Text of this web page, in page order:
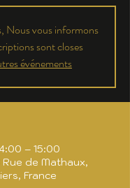
Nous vous informons
sont closes
événements
– 15:00
Rue de Mathaux,
France